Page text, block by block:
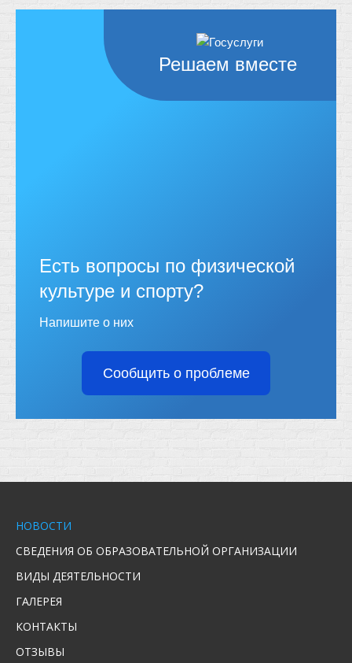
Решаем вместе
Есть вопросы по физической
культуре и спорту?
Напишите о них
Сообщить о проблеме
НОВОСТИ
СВЕДЕНИЯ ОБ ОБРАЗОВАТЕЛЬНОЙ ОРГАНИЗАЦИИ
ВИДЫ ДЕЯТЕЛЬНОСТИ
ГАЛЕРЕЯ
КОНТАКТЫ
ОТЗЫВЫ